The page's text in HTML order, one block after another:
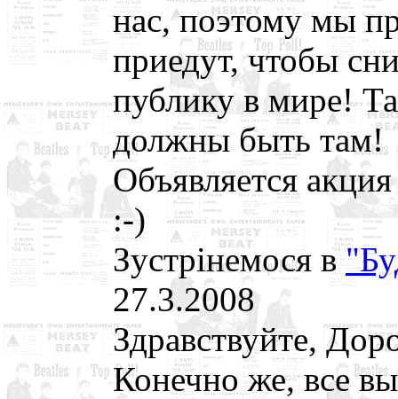
нас, поэтому мы
приедут, чтобы
публику в мире!
должны быть там!
Объявляется
:-)
Зустрінемося в
27.3.2008
Здравствуйте,
Конечно же, все